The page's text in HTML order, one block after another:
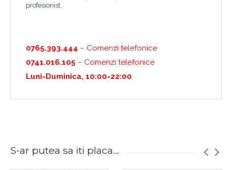
profesionist.
0765.393.444 – Comenzi telefonice
0741.016.105 – Comenzi telefonice
Luni-Duminica, 10:00-22:00
S-ar putea sa iti placa...